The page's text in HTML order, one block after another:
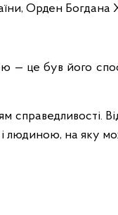
Орден Богдана
— це був його
справедливості.
людиною, на яку